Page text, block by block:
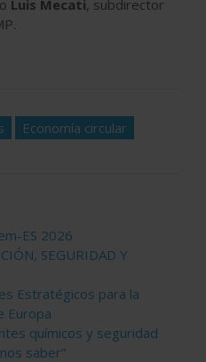
Luis Mecati, subdirector
Economía circular
ES 2026
SEGURIDAD Y
Estratégicos para la
Europa
químicos y seguridad
saber”